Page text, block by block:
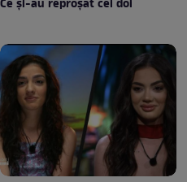
Ce și-au reproșat cei doi